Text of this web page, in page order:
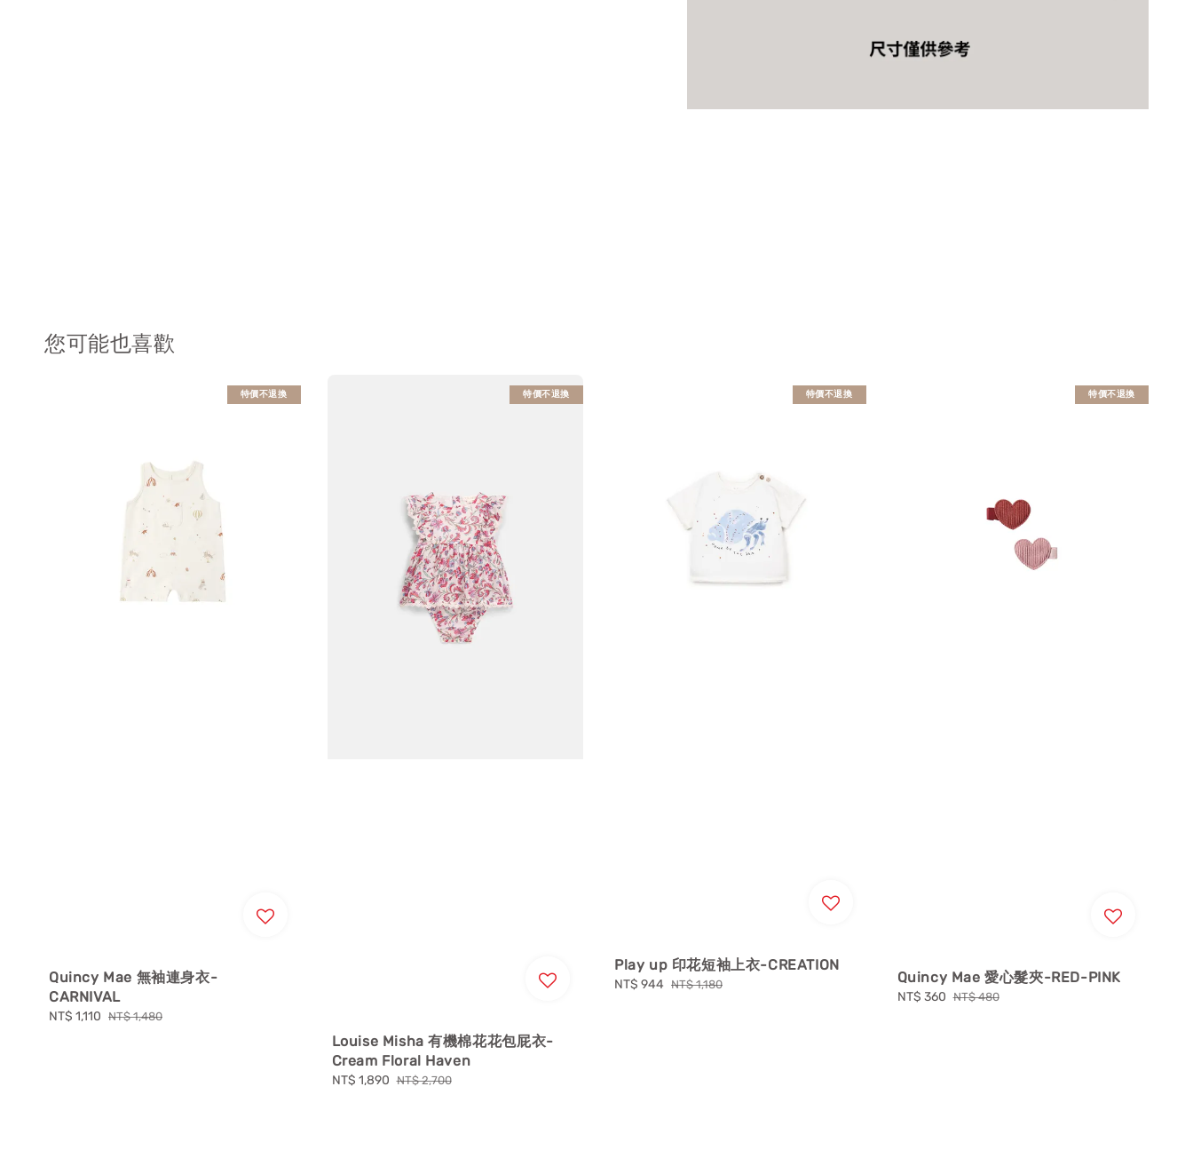
您可能也喜歡
特價不退換
Quincy Mae 無袖連身衣-
CARNIVAL
Sale
NT$ 1,110 Regular
NT$ 1,480
特價不退換
Louise Misha 有機棉花花包屁衣-
Cream Floral Haven
Sale
NT$ 1,890 Regular
NT$ 2,700
特價不退換
Play up 印花短袖上衣-CREATION
Sale
NT$ 944 Regular
NT$ 1,180
特價不退換
Quincy Mae 愛心髮夾-RED-PINK
Sale
NT$ 360 Regular
NT$ 480